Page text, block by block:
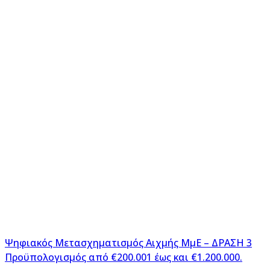
Ψηφιακός Μετασχηματισμός Αιχμής ΜμΕ – ΔΡΑΣΗ 3
Προϋπολογισμός από €200.001 έως και €1.200.000.